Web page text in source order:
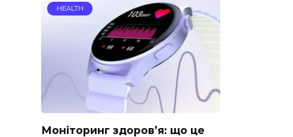
HEALTH
Моніторинг здоров’я: що це